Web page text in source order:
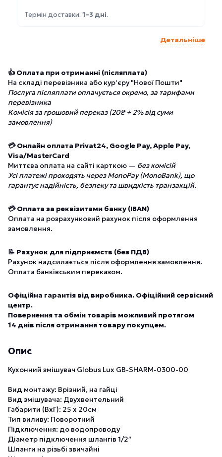
Термін доставки: 1–3 дні.
Детальніше
👍 Оплата при отриманні (післяплата)
На складі перевізника або курʼєру "Нової Пошти"
Послуга післяплати оплачується окремо, за тарифами
перевізника
Комісія за грошовий переказ (20₴ + 2% від суми
замовлення)
💳 Онлайн оплата Privat24, Google Pay, Apple Pay,
Visa/MasterCard
Миттєва оплата на сайті карткою — без комісій
Усі платежі проходять через MonoPay (MonoBank), що
гарантує надійність, безпеку та швидкість транзакцій.
💳 Оплата за реквізитами банку (IBAN)
Оплата на розрахунковий рахунок після оформлення
замовлення.
📝 Рахунок для підприємств (без ПДВ)
Рахунок надсилається після оформлення замовлення.
Оплата банківським переказом.
Офіційна гарантія від виробника. Офіційний сервісний
центр.
Повернення та обмін товарів можливий протягом
14 днів після отримання товару покупцем.
Опис
Кухонний змішувач Globus Lux GB-SHARM-0300-00
Вид монтажу: Врізний, на гайці
Вид змішувача: Двухвентельний
Габарити (ВхГ): 25 х 20см
Тип виливу: Поворотний
Підключення: до водопроводу
Діаметр підключення шлангів 1/2″
Шланги на різьбі звичайні